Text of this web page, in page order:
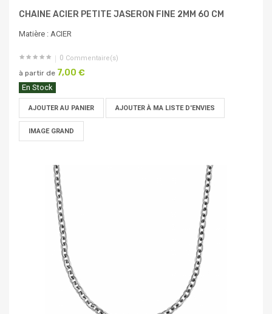
CHAINE ACIER PETITE JASERON FINE 2MM 60 CM
Matière : ACIER
0 Commentaire(s)
à partir de 7,00 €
En Stock
AJOUTER AU PANIER AJOUTER À MA LISTE D'ENVIES
IMAGE GRAND